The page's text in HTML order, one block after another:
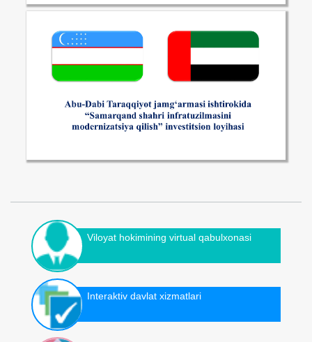
Viloyat hokimining virtual qabulxonasi
Interaktiv davlat xizmatlari